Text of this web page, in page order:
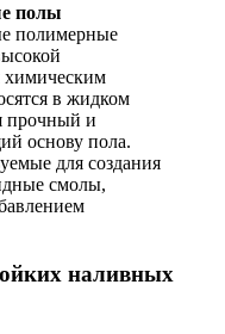
полы
полимерные
химическим
в жидком
прочный и
основу пола.
для создания
смолы,
наливных